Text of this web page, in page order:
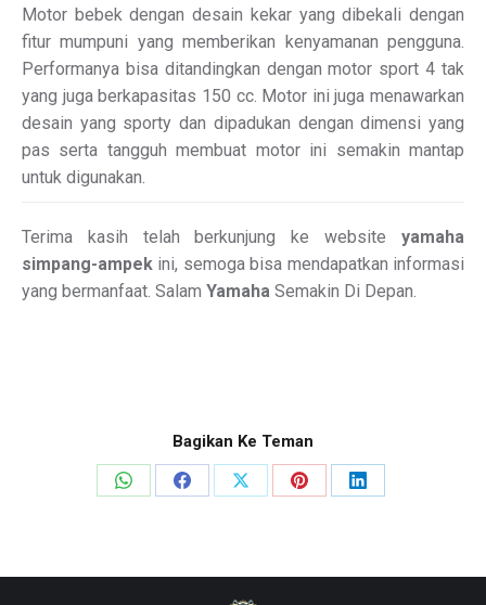
Motor bebek dengan desain kekar yang dibekali dengan
fitur mumpuni yang memberikan kenyamanan pengguna.
Performanya bisa ditandingkan dengan motor sport 4 tak
yang juga berkapasitas 150 cc. Motor ini juga menawarkan
desain yang sporty dan dipadukan dengan dimensi yang
pas serta tangguh membuat motor ini semakin mantap
untuk digunakan.
Terima kasih telah berkunjung ke website yamaha
simpang-ampek ini, semoga bisa mendapatkan informasi
yang bermanfaat. Salam Yamaha Semakin Di Depan.
Bagikan Ke Teman
Share
Share
Share
Share
Share